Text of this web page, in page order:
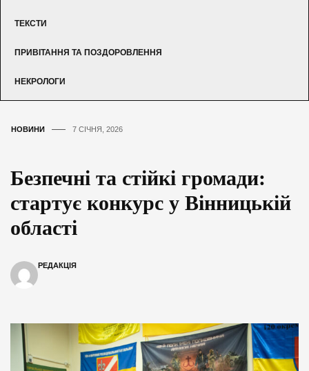
ТЕКСТИ
ПРИВІТАННЯ ТА ПОЗДОРОВЛЕННЯ
НЕКРОЛОГИ
НОВИНИ 7 СІЧНЯ, 2026
Безпечні та стійкі громади:
стартує конкурс у Вінницькій
області
РЕДАКЦІЯ